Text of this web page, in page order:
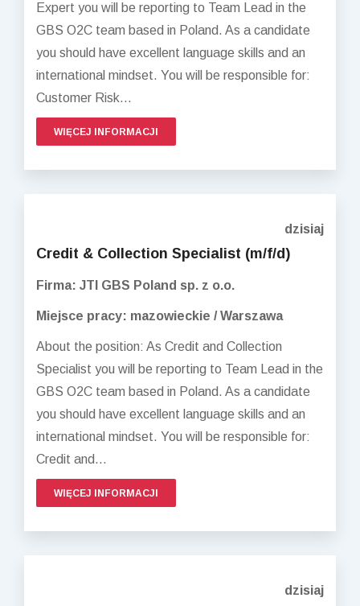
Expert you will be reporting to Team Lead in the
GBS O2C team based in Poland. As a candidate
you should have excellent language skills and an
international mindset. You will be responsible for:
Customer Risk...
WIĘCEJ INFORMACJI
dzisiaj
Credit & Collection Specialist (m/f/d)
Firma: JTI GBS Poland sp. z o.o.
Miejsce pracy: mazowieckie / Warszawa
About the position: As Credit and Collection
Specialist you will be reporting to Team Lead in the
GBS O2C team based in Poland. As a candidate
you should have excellent language skills and an
international mindset. You will be responsible for:
Credit and...
WIĘCEJ INFORMACJI
dzisiaj